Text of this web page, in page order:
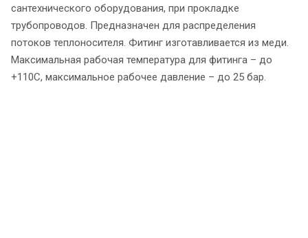
сантехнического оборудования, при прокладке
трубопроводов. Предназначен для распределения
потоков теплоносителя. Фитинг изготавливается из меди.
Максимальная рабочая температура для фитинга – до
+110C, максимальное рабочее давление – до 25 бар.